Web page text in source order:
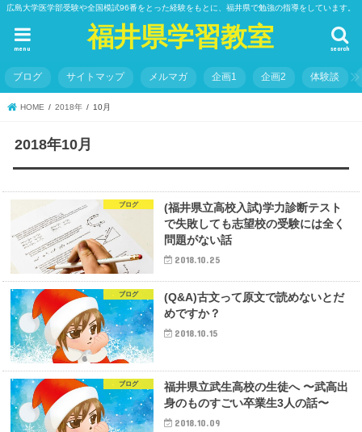
広島大学医学部受験や全国模試96番をとった経験をもとに、福井県で勉強の指導をしています。
福井県学習教室 search
menu
ブログ サイトマップ メルマガ 企画1 企画2 体験談
HOME 2018年 10月
2018年10月
ブログ
(福井県立高校入試)学力診断テスト
で失敗しても志望校の受験には全く
問題がない話
2018.10.25
ブログ
(Q&A)古文って原文で読めないとだ
めですか？
2018.10.15
ブログ
福井県立武生高校の生徒へ 〜武高出
身のものすごい卒業生3人の話〜
2018.10.09